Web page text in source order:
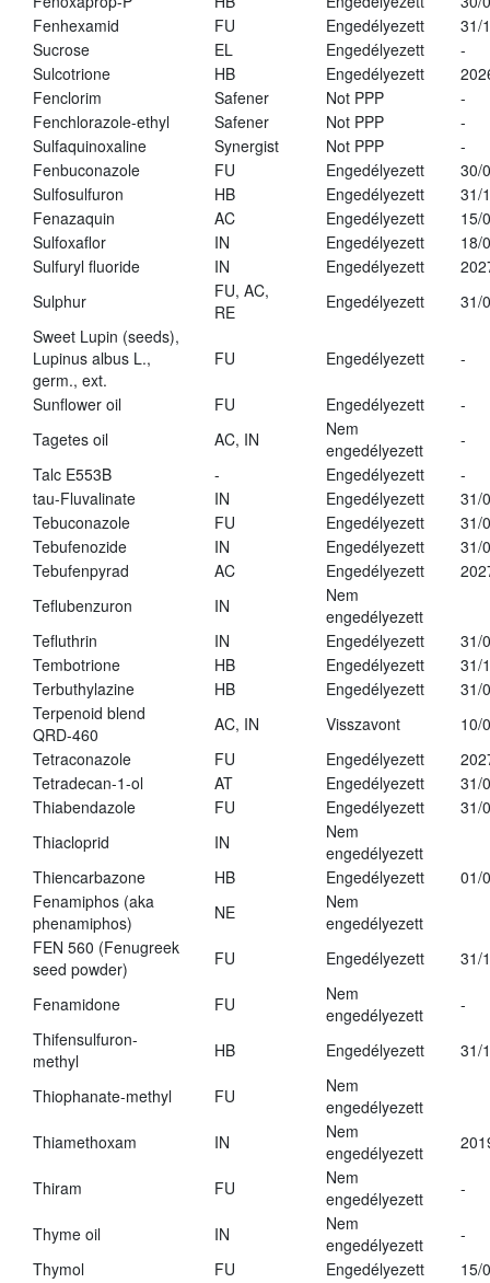
Fenhexamid
FU Engedélyezett
31/
Sucrose
EL Engedélyezett
-
Sulcotrione
HB Engedélyezett
Fenclorim
Safener Not PPP
-
Fenchlorazole-ethyl
Safener Not PPP
-
Sulfaquinoxaline
Synergist Not PPP
-
Fenbuconazole
FU Engedélyezett
30/
Sulfosulfuron
HB Engedélyezett
31/
Fenazaquin
AC Engedélyezett
15/
Sulfoxaflor
IN Engedélyezett
18/
Sulfuryl fluoride
IN Engedélyezett
Sulphur
FU, AC,
RE
Engedélyezett
31/
Sweet Lupin (seeds),
Lupinus albus L.,
germ., ext.
FU Engedélyezett -
Sunflower oil FU Engedélyezett
-
Tagetes oil
AC, IN
Nem
engedélyezett
-
Talc E553B
- Engedélyezett
-
tau-Fluvalinate
IN Engedélyezett
31/
Tebuconazole
FU Engedélyezett
31/
Tebufenozide
IN Engedélyezett
31/
Tebufenpyrad
AC Engedélyezett
Teflubenzuron
IN
Nem
engedélyezett
Tefluthrin
IN Engedélyezett
31/
Tembotrione
HB Engedélyezett
31/
Terbuthylazine
HB Engedélyezett
31/
Terpenoid blend
QRD-460
AC, IN Visszavont
10/
Tetraconazole
FU Engedélyezett
Tetradecan-1-ol
AT Engedélyezett
31/
Thiabendazole
FU Engedélyezett
31/
Thiacloprid
IN
Nem
engedélyezett
Thiencarbazone
HB Engedélyezett
01/
Fenamiphos (aka
phenamiphos)
NE
Nem
engedélyezett
FEN 560 (Fenugreek
seed powder)
FU Engedélyezett 31/
Fenamidone FU
Nem
engedélyezett
-
Thifensulfuron-
methyl
HB Engedélyezett 31/
Thiophanate-methyl FU
Nem
engedélyezett
Thiamethoxam
IN
Nem
engedélyezett
Thiram FU
Nem
engedélyezett
-
Thyme oil IN
Nem
engedélyezett
-
Thymol
FU Engedélyezett
15/